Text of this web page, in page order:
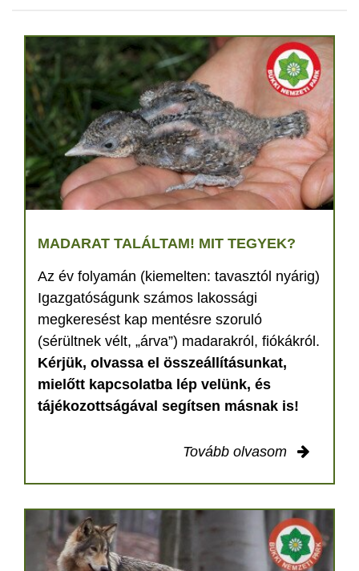
MADARAT TALÁLTAM! MIT TEGYEK?
Az év folyamán (kiemelten: tavasztól nyárig)
Igazgatóságunk számos lakossági
megkeresést kap mentésre szoruló
(sérültnek vélt, „árva”) madarakról, fiókákról.
Kérjük, olvassa el összeállításunkat,
mielőtt kapcsolatba lép velünk, és
tájékozottságával segítsen másnak is!
Tovább olvasom